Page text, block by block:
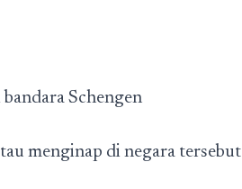
Schengen
menginap di negara tersebut